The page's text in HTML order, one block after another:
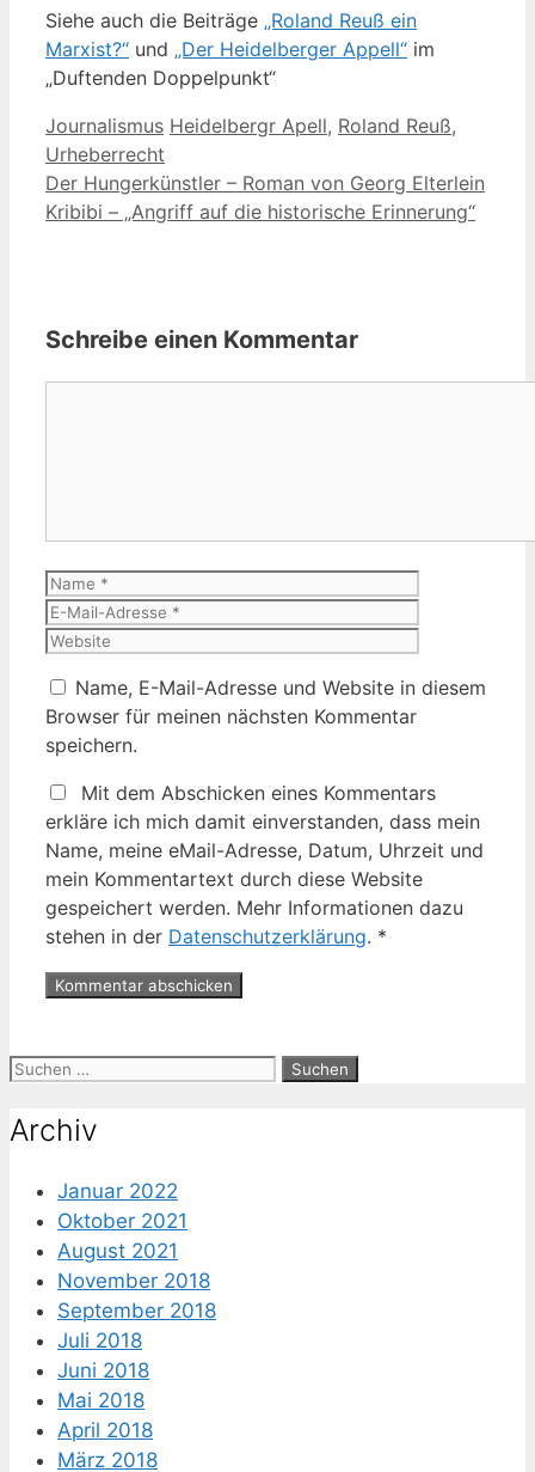
Siehe auch die Beiträge „Roland Reuß ein
Marxist?“ und „Der Heidelberger Appell“ im
„Duftenden Doppelpunkt“
Kategorien
Journalismus Schlagwörter
Heidelbergr Apell, Roland Reuß,
Urheberrecht
Der Hungerkünstler – Roman von Georg Elterlein
Kribibi – „Angriff auf die historische Erinnerung“
Schreibe einen Kommentar
Name
Name, E-Mail-Adresse und Website in diesem
Browser für meinen nächsten Kommentar
speichern.
Mit dem Abschicken eines Kommentars
erkläre ich mich damit einverstanden, dass mein
Name, meine eMail-Adresse, Datum, Uhrzeit und
mein Kommentartext durch diese Website
gespeichert werden. Mehr Informationen dazu
stehen in der Datenschutzerklärung. *
Suche
Archiv
Januar 2022
Oktober 2021
August 2021
November 2018
September 2018
Juli 2018
Juni 2018
Mai 2018
April 2018
März 2018